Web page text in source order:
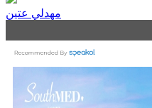
مهدلي عتين